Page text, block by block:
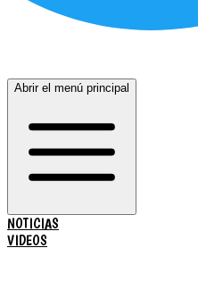
Abrir el menú principal
NOTICIAS
VIDEOS